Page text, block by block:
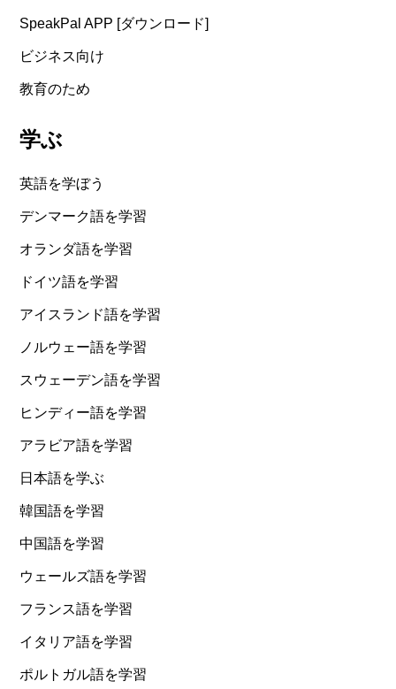
SpeakPal APP [ダウンロード]
ビジネス向け
教育のため
学ぶ
英語を学ぼう
デンマーク語を学習
オランダ語を学習
ドイツ語を学習
アイスランド語を学習
ノルウェー語を学習
スウェーデン語を学習
ヒンディー語を学習
アラビア語を学習
日本語を学ぶ
韓国語を学習
中国語を学習
ウェールズ語を学習
フランス語を学習
イタリア語を学習
ポルトガル語を学習